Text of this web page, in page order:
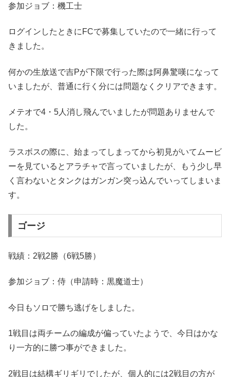
参加ジョブ：機工士
ログインしたときにFCで募集していたので一緒に行って
きました。
何かの生放送で吉Pが下限で行った際は阿鼻驚嘆になって
いましたが、普通に行く分には問題なくクリアできます。
メテオで4・5人消し飛んでいましたが問題ありませんで
した。
ラスボスの際に、始まってしまってから初見がいてムービ
ーを見ているとアラチャで言っていましたが、もう少し早
く言わないとタンクはガンガン突っ込んでいってしまいま
す。
ゴージ
戦績：2戦2勝（6戦5勝）
参加ジョブ：侍（申請時：黒魔道士）
今日もソロで勝ち逃げをしました。
1戦目は両チームの編成が偏っていたようで、今日はかな
り一方的に勝つ事ができました。
2戦目は結構ギリギリでしたが、個人的には2戦目の方が